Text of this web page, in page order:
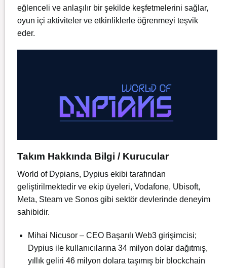
eğlenceli ve anlaşılır bir şekilde keşfetmelerini sağlar,
oyun içi aktiviteler ve etkinliklerle öğrenmeyi teşvik
eder.
Takım Hakkında Bilgi / Kurucular
World of Dypians, Dypius ekibi tarafından
geliştirilmektedir ve ekip üyeleri, Vodafone, Ubisoft,
Meta, Steam ve Sonos gibi sektör devlerinde deneyim
sahibidir.
Mihai Nicusor – CEO Başarılı Web3 girişimcisi;
Dypius ile kullanıcılarına 34 milyon dolar dağıtmış,
yıllık geliri 46 milyon dolara taşımış bir blockchain